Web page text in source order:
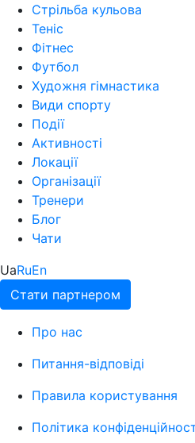
Стрільба кульова
Теніс
Фітнес
Футбол
Художня гімнастика
Види спорту
Події
Активності
Локації
Організації
Тренери
Блог
Чати
UaRuEn
Стати партнером
Про нас
Питання-відповіді
Правила користування
Політика